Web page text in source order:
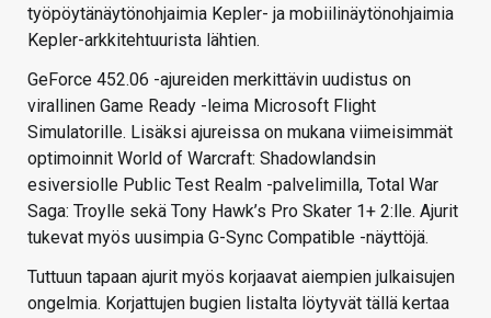
työpöytänäytönohjaimia Kepler- ja mobiilinäytönohjaimia
Kepler-arkkitehtuurista lähtien.
GeForce 452.06 -ajureiden merkittävin uudistus on
virallinen Game Ready -leima Microsoft Flight
Simulatorille. Lisäksi ajureissa on mukana viimeisimmät
optimoinnit World of Warcraft: Shadowlandsin
esiversiolle Public Test Realm -palvelimilla, Total War
Saga: Troylle sekä Tony Hawk’s Pro Skater 1+ 2:lle. Ajurit
tukevat myös uusimpia G-Sync Compatible -näyttöjä.
Tuttuun tapaan ajurit myös korjaavat aiempien julkaisujen
ongelmia. Korjattujen bugien listalta löytyvät tällä kertaa